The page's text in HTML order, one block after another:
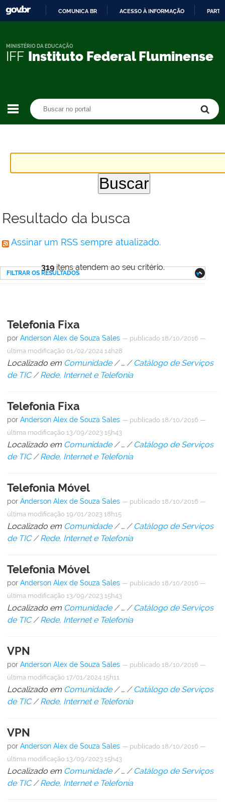
CONTEÚDO
COMUNICA BR ACESSO À INFORMAÇÃO
IFF Instituto Federal Fluminense
MINISTÉRIO DA EDUCAÇÃO
Resultado da busca
Assinar um RSS sempre atualizado.
319itens atendem ao seu critério.
FILTRAR OS RESULTADOS
Telefonia Fixa
por Anderson Alex de Souza Sales — publicado 18/10/2016 —
última modificação 01/02/2024 14h28
Localizado em Comunidade /… / Catálogo de Serviços
de TIC /Rede, Internet e Telefonia
Telefonia Fixa
por Anderson Alex de Souza Sales — publicado 18/10/2016 —
última modificação 13/09/2023 15h43
Localizado em Comunidade /… / Catálogo de Serviços
de TIC /Rede, Internet e Telefonia
Telefonia Móvel
por Anderson Alex de Souza Sales — publicado 18/10/2016 —
última modificação 19/01/2023 18h15
Localizado em Comunidade /… / Catálogo de Serviços
de TIC /Rede, Internet e Telefonia
Telefonia Móvel
por Anderson Alex de Souza Sales — publicado 18/10/2016 —
última modificação 13/09/2023 15h43
Localizado em Comunidade /… / Catálogo de Serviços
de TIC /Rede, Internet e Telefonia
VPN
por Anderson Alex de Souza Sales — publicado 18/10/2016 —
última modificação 17/01/2024 15h11
Localizado em Comunidade /… / Catálogo de Serviços
de TIC /Rede, Internet e Telefonia
VPN
por Anderson Alex de Souza Sales — publicado 18/10/2016 —
última modificação 13/09/2023 15h43
Localizado em Comunidade /… / Catálogo de Serviços
de TIC /Rede, Internet e Telefonia